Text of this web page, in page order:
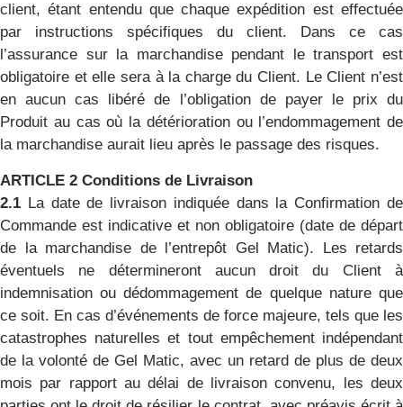
client, étant entendu que chaque expédition est effectuée
par instructions spécifiques du client. Dans ce cas
l’assurance sur la marchandise pendant le transport est
obligatoire et elle sera à la charge du Client. Le Client n’est
en aucun cas libéré de l’obligation de payer le prix du
Produit au cas où la détérioration ou l’endommagement de
la marchandise aurait lieu après le passage des risques.
ARTICLE 2 Conditions de Livraison
2.1 La date de livraison indiquée dans la Confirmation de
Commande est indicative et non obligatoire (date de départ
de la marchandise de l’entrepôt Gel Matic). Les retards
éventuels ne détermineront aucun droit du Client à
indemnisation ou dédommagement de quelque nature que
ce soit. En cas d’événements de force majeure, tels que les
catastrophes naturelles et tout empêchement indépendant
de la volonté de Gel Matic, avec un retard de plus de deux
mois par rapport au délai de livraison convenu, les deux